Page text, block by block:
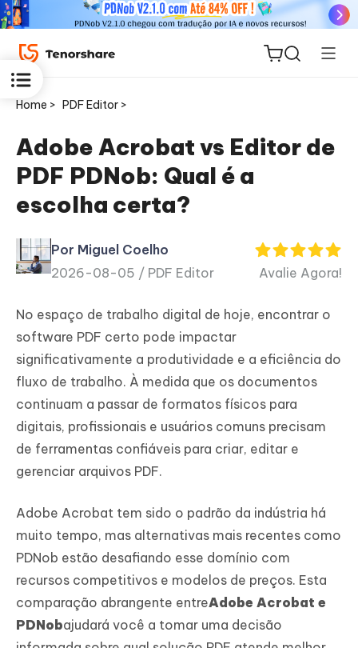
ReiBoot
for iOS
PDNob
PDF
Novo
iAnyGo
Home > PDF Editor >
Adobe Acrobat vs Editor de
PDF PDNob: Qual é a
escolha certa?
Por Miguel Coelho
2026-08-05 / PDF Editor Avalie Agora!
No espaço de trabalho digital de hoje, encontrar o
software PDF certo pode impactar
significativamente a produtividade e a eficiência do
fluxo de trabalho. À medida que os documentos
continuam a passar de formatos físicos para
digitais, profissionais e usuários comuns precisam
de ferramentas confiáveis para criar, editar e
gerenciar arquivos PDF.
Adobe Acrobat tem sido o padrão da indústria há
muito tempo, mas alternativas mais recentes como
PDNob estão desafiando esse domínio com
recursos competitivos e modelos de preços. Esta
comparação abrangente entreAdobe Acrobat e
PDNobajudará você a tomar uma decisão